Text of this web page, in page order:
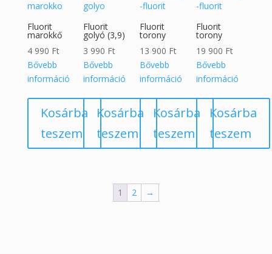
Fluorit
marokkő
4 990 Ft
Bővebb
információ
Kosárba
teszem
Fluorit
golyó (3,9)
3 990 Ft
Bővebb
információ
Kosárba
teszem
Fluorit
torony
13 900 Ft
Bővebb
információ
Kosárba
teszem
Fluorit
torony
19 900 Ft
Bővebb
információ
Kosárba
teszem
1 2 →